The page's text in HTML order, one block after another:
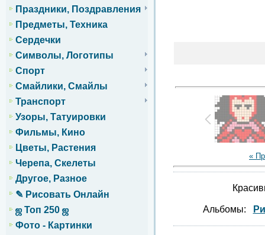
Праздники, Поздравления
Предметы, Техника
Сердечки
Символы, Логотипы
Спорт
Смайлики, Смайлы
Транспорт
Узоры, Татуировки
Фильмы, Кино
Цветы, Растения
Черепа, Скелеты
Другое, Разное
✎ Рисовать Онлайн
ஜ Топ 250 ஜ
Фото - Картинки
«
Альбомы: